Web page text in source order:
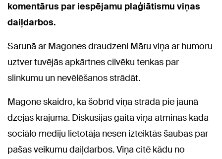
komentārus par iespējamu plaģiātismu viņas
daiļdarbos.
Sarunā ar Magones draudzeni Māru viņa ar humoru
uztver tuvējās apkārtnes cilvēku tenkas par
slinkumu un nevēlēšanos strādāt.
Magone skaidro, ka šobrīd viņa strādā pie jaunā
dzejas krājuma. Diskusijas gaitā viņa atminas kāda
sociālo mediju lietotāja nesen izteiktās šaubas par
pašas veikumu daiļdarbos. Viņa citē kādu no